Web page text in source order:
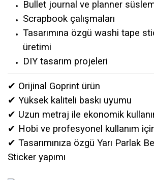
Bullet journal ve planner
Scrapbook çalışmaları
Tasarımına özgü washi tape
üretimi
DIY tasarım projeleri
✔ Orijinal Goprint ürün
✔ Yüksek kaliteli baskı uyumu
✔ Uzun metraj ile ekonomik
✔ Hobi ve profesyonel kullanım
✔ Tasarımınıza özgü Yarı Parlak
Sticker yapımı